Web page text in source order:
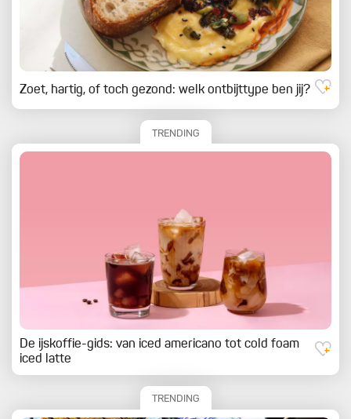
Zoet, hartig, of toch gezond: welk ontbijttype ben jij?
TRENDING
De ijskoffie-gids: van iced americano tot cold foam
iced latte
TRENDING